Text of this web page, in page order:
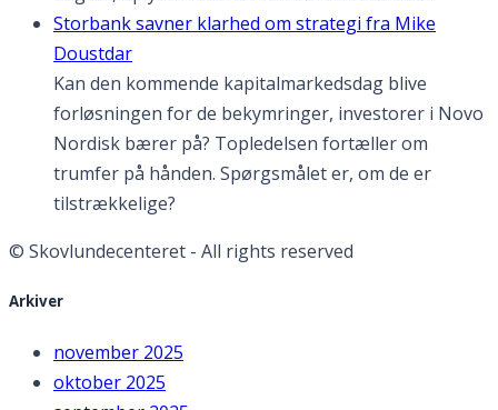
Storbank savner klarhed om strategi fra Mike
Doustdar
Kan den kommende kapitalmarkedsdag blive
forløsningen for de bekymringer, investorer i Novo
Nordisk bærer på? Topledelsen fortæller om
trumfer på hånden. Spørgsmålet er, om de er
tilstrækkelige?
© Skovlundecenteret - All rights reserved
Arkiver
november 2025
oktober 2025